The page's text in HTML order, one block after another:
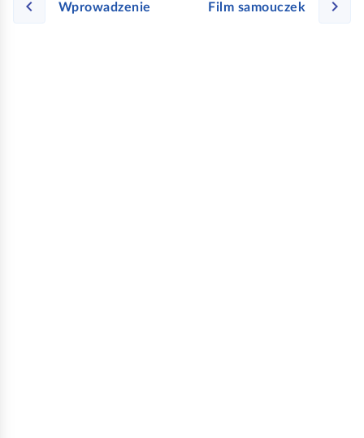
Wprowadzenie Film samouczek